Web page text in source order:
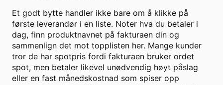
Et godt bytte handler ikke bare om å klikke på
første leverandør i en liste. Noter hva du betaler i
dag, finn produktnavnet på fakturaen din og
sammenlign det mot topplisten her. Mange kunder
tror de har spotpris fordi fakturaen bruker ordet
spot, men betaler likevel unødvendig høyt påslag
eller en fast månedskostnad som spiser opp